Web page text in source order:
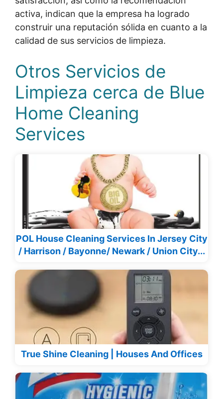
activa, indican que la empresa ha logrado
construir una reputación sólida en cuanto a la
calidad de sus servicios de limpieza.
Otros Servicios de
Limpieza cerca de Blue
Home Cleaning
Services
POL House Cleaning Services In Jersey City
/ Harrison / Bayonne/ Newark / Union City...
True Shine Cleaning | Houses And Offices